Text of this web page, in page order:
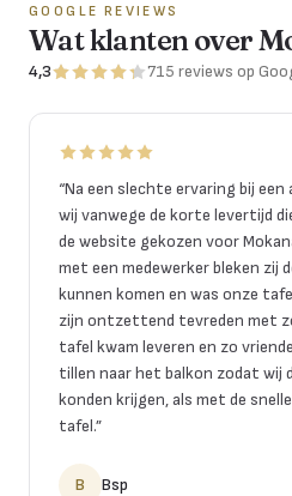
GOOGLE REVIEWS
Wat klanten over
4,3 715 reviews op
“Na een slechte ervaring bij een
wij vanwege de korte levertijd
de website gekozen voor
met een medewerker bleken
kunnen komen en was onze
zijn ontzettend tevreden met
tafel kwam leveren en zo
tillen naar het balkon zodat wij
konden krijgen, als met de
tafel.”
B Bsp